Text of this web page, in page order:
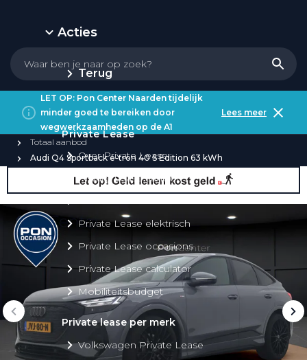
Acties
Terug
Private Lease
Over Private Lease
Private Lease aanbod
Private Lease elektrisch
Private Lease occasions
Private Lease calculator
Mobiliteitsbudget
Private lease per merk
Volkswagen Private Lease
LET OP: Pon Center Naarden tijdelijk
minder goed te bereiken door
wegwerkzaamheden op de A1
Lees meer
Totaal aanbod
Audi Q4 Sportback e-tron 40 S Edition 63 kWh